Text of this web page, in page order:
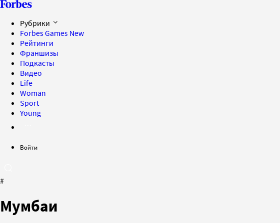
Рубрики
Forbes Games New
Рейтинги
Франшизы
Подкасты
Видео
Life
Woman
Sport
Young
Войти
#
Мумбаи